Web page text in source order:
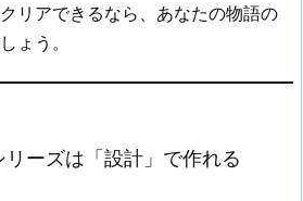
リアできるなら、あなたの物語の
ょう。
ーズは「設計」で作れる